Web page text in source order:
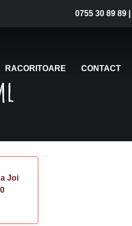
0755 30 89 89
RACORITOARE CONTACT
Joi